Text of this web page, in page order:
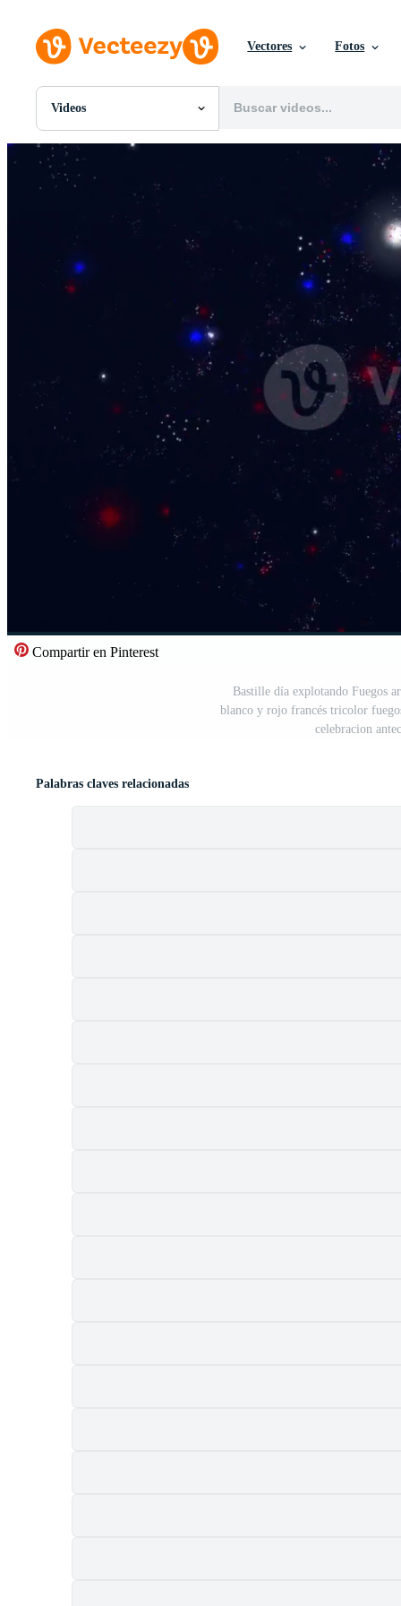
Vectores Fotos
Videos
Todas Imágenes
PSDs
Videos
Gráficos en Movimiento
Imágenes Editoriales
Compartir en Pinterest
Bastille día explotando Fuegos
blanco y rojo francés tricolor
celebracion
Palabras claves relacionadas